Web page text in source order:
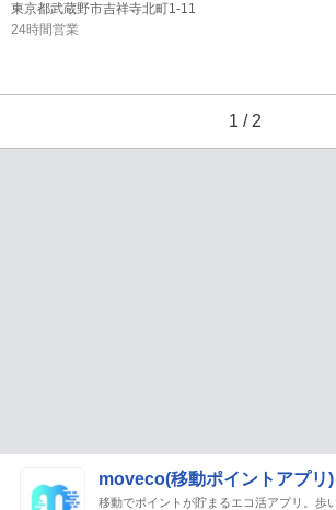
東京都武蔵野市吉祥寺北町1-11
24時間営業
1 / 2
moveco(移動ポイントアプリ)
移動でポイントが貯まるエコ活アプリ。歩